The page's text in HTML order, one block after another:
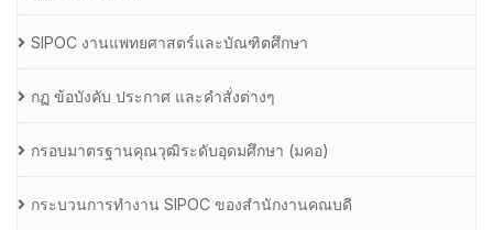
SIPOC งานแพทยศาสตร์และบัณฑิตศึกษา
กฏ ข้อบังคับ ประกาศ และคำสั่งต่างๆ
กรอบมาตรฐานคุณวุฒิระดับอุดมศึกษา (มคอ)
กระบวนการทำงาน SIPOC ของสำนักงานคณบดี